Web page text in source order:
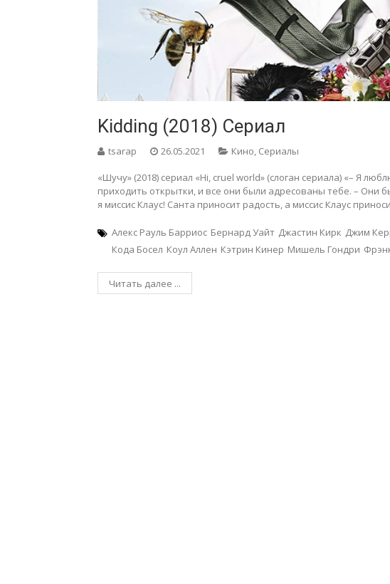
Kidding (2018) Сериал
tsarap 26.05.2021 Кино Сериалы
«Шучу» (2018) сериал «Hi, cruel world» (слоган сериала) «– Я
приходить открытки, и все они были адресованы тебе. – Они
я миссис Клаус! Санта приносит радость, а миссис Клаус
Алекс Рауль Барриос Бернард Уайт Джастин Кирк Джим
Кода Босел Коул Аллен Кэтрин Кинер Мишель Гондри
Читать далее ...